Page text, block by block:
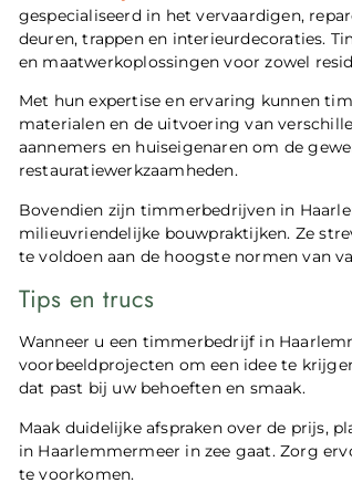
gespecialiseerd in het vervaardigen,
deuren, trappen en interieurdecoraties.
en maatwerkoplossingen voor zowel
Met hun expertise en ervaring kunnen
materialen en de uitvoering van
aannemers en huiseigenaren om de
restauratiewerkzaamheden.
Bovendien zijn timmerbedrijven in
milieuvriendelijke bouwpraktijken. Ze
te voldoen aan de hoogste normen van
Tips en trucs
Wanneer u een timmerbedrijf in
voorbeeldprojecten om een idee te
dat past bij uw behoeften en smaak.
Maak duidelijke afspraken over de prijs,
in Haarlemmermeer in zee gaat. Zorg
te voorkomen.